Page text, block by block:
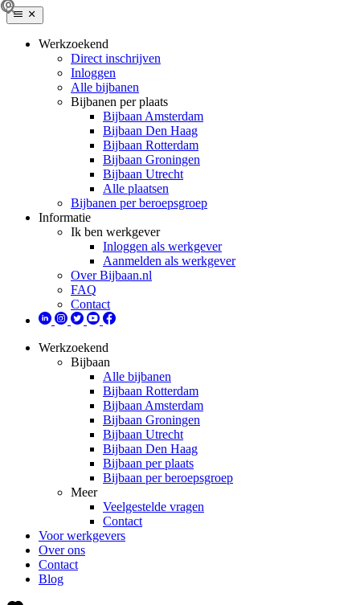
Werkzoekend
Direct inschrijven
Inloggen
Alle bijbanen
Bijbanen per plaats
Bijbaan Amsterdam
Bijbaan Den Haag
Bijbaan Rotterdam
Bijbaan Groningen
Bijbaan Utrecht
Alle plaatsen
Bijbanen per beroepsgroep
Informatie
Ik ben werkgever
Inloggen als werkgever
Aanmelden als werkgever
Over Bijbaan.nl
FAQ
Contact
Werkzoekend
Bijbaan
Alle bijbanen
Bijbaan Rotterdam
Bijbaan Amsterdam
Bijbaan Groningen
Bijbaan Utrecht
Bijbaan Den Haag
Bijbaan per plaats
Bijbaan per beroepsgroep
Meer
Veelgestelde vragen
Contact
Voor werkgevers
Over ons
Contact
Blog